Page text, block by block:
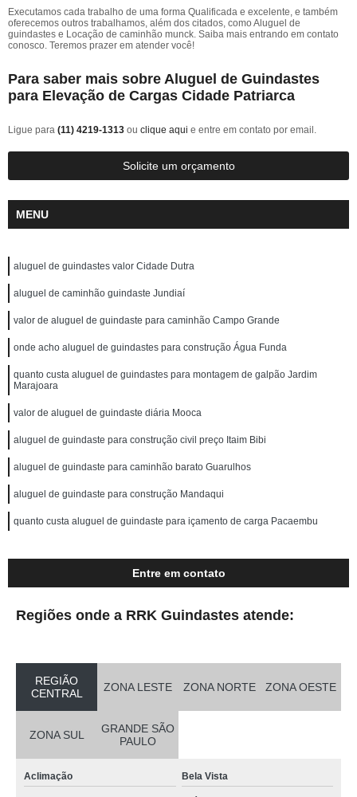
Executamos cada trabalho de uma forma Qualificada e excelente, e também
oferecemos outros trabalhamos, além dos citados, como Aluguel de
guindastes e Locação de caminhão munck. Saiba mais entrando em contato
conosco. Teremos prazer em atender você!
Para saber mais sobre Aluguel de Guindastes
para Elevação de Cargas Cidade Patriarca
Ligue para (11) 4219-1313 ou clique aqui e entre em contato por email.
Solicite um orçamento
MENU
aluguel de guindastes valor Cidade Dutra
aluguel de caminhão guindaste Jundiaí
valor de aluguel de guindaste para caminhão Campo Grande
onde acho aluguel de guindastes para construção Água Funda
quanto custa aluguel de guindastes para montagem de galpão Jardim
Marajoara
valor de aluguel de guindaste diária Mooca
aluguel de guindaste para construção civil preço Itaim Bibi
aluguel de guindaste para caminhão barato Guarulhos
aluguel de guindaste para construção Mandaqui
quanto custa aluguel de guindaste para içamento de carga Pacaembu
Entre em contato
Regiões onde a RRK Guindastes atende:
REGIÃO
CENTRAL
ZONA LESTE ZONA NORTE ZONA OESTE
ZONA SUL
GRANDE SÃO
PAULO
Aclimação Bela Vista